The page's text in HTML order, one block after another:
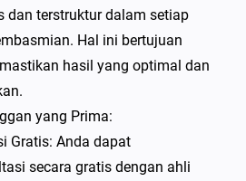
dan terstruktur dalam setiap
Hal ini bertujuan
hasil yang optimal dan
yang Prima:
Gratis: Anda dapat
secara gratis dengan ahli